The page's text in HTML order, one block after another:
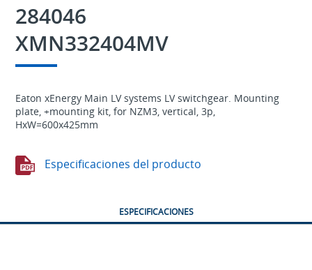
284046
XMN332404MV
Eaton xEnergy Main LV systems LV switchgear. Mounting
plate, +mounting kit, for NZM3, vertical, 3p,
HxW=600x425mm
Especificaciones del producto
ESPECIFICACIONES